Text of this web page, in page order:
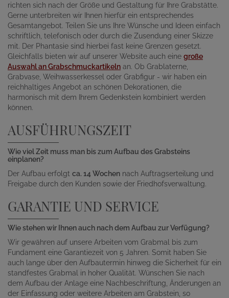
richten sich nach der Größe und Gestaltung für Ihre Grabstätte.
Gerne unterbreiten wir Ihnen hierfür ein entsprechendes
Gesamtangebot. Teilen Sie uns Ihre Wünsche und Ideen einfach
schriftlich, telefonisch oder durch die Zusendung einer Skizze
mit. Der Phantasie sind hierbei fast keine Grenzen gesetzt.
Gleichfalls bieten wir auf unserer Website auch eine große
Auswahl an Grabschmuckartikeln an. Ob Grablaterne,
Grabvase, Weihwasserkessel oder Grabfigur - wir haben ein
reichhaltiges Angebot an schönen Dekorationen, die
harmonisch mit dem Ihrem Gedenkstein kombiniert werden
können.
AUSFÜHRUNGSZEIT
Wie viel Zeit muss man bis zum Aufbau des Grabsteins
einplanen?
Der Aufbau erfolgt ca. 14 Wochen nach Auftragserteilung und
Freigabe durch den Kunden sowie der Friedhofsverwaltung.
GARANTIE UND SERVICE
Wie stehen wir Ihnen auch nach dem Aufbau zur Verfügung?
Wir gewähren auf unsere Arbeiten vom Grabmal bis zum
Fundament eine Garantiezeit von 5 Jahren. Somit haben Sie
auch lange über den Aufbautermin hinweg die Sicherheit für ein
standfestes Grabmal in hoher Qualität. Wünschen Sie nach
dem Aufbau der Anlage eine Nachbeschriftung, Änderungen an
der Einfassung oder weitere Arbeiten am Grabstein, so